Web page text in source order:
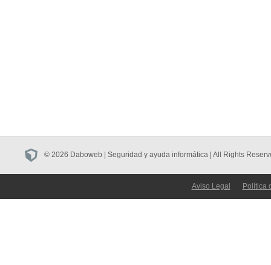
© 2026 Daboweb | Seguridad y ayuda informática | All Rights
Aviso Legal Política